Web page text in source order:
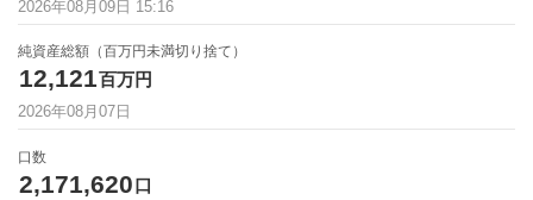
2026年08月09日 15:16
純資産総額（百万円未満切り捨て）
12,121百万円
2026年08月07日
口数
2,171,620口